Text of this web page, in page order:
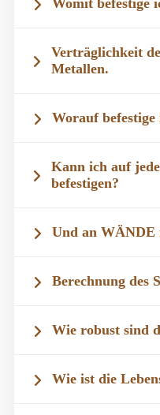
Womit befestige
Verträglichkeit
Metallen.
Worauf befestige
Kann ich auf
befestigen?
Und an WÄNDE
Berechnung des
Wie robust sind
Wie ist die